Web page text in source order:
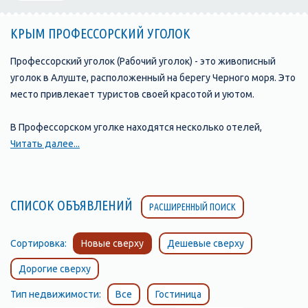
КРЫМ ПРОФЕССОРСКИЙ УГОЛОК
Профессорский уголок (Рабочий уголок) - это живописный
уголок в Алуште, расположенный на берегу Черного моря. Это
место привлекает туристов своей красотой и уютом.
В Профессорском уголке находятся несколько отелей,
предлагающих комфортное размещение и хорошие условия
номера различных категорий, а также открытый бассейн, зона
отдыха и бесплатная парковка.
Еще один популярный отель в Профессорском уголке -
"Райский уголок", который находится в непосредственной
близости от пляжа. Отель предлагает гостям номера с видом
на море и собственным балконом или террасой, а также
Читать далее...
СПИСОК ОБЪЯВЛЕНИЙ РАСШИРЕННЫЙ ПОИСК
Сортировка: Новые сверху Дешевые сверху
Дорогие сверху
Тип недвижимости: Все Гостиница